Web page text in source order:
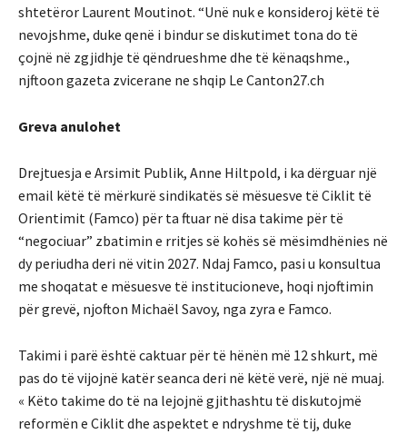
shtetëror Laurent Moutinot. “Unë nuk e konsideroj këtë të
nevojshme, duke qenë i bindur se diskutimet tona do të
çojnë në zgjidhje të qëndrueshme dhe të kënaqshme.,
njftoon gazeta zvicerane ne shqip Le Canton27.ch
Greva anulohet
Drejtuesja e Arsimit Publik, Anne Hiltpold, i ka dërguar një
email këtë të mërkurë sindikatës së mësuesve të Ciklit të
Orientimit (Famco) për ta ftuar në disa takime për të
“negociuar” zbatimin e rritjes së kohës së mësimdhënies në
dy periudha deri në vitin 2027. Ndaj Famco, pasi u konsultua
me shoqatat e mësuesve të institucioneve, hoqi njoftimin
për grevë, njofton Michaël Savoy, nga zyra e Famco.
Takimi i parë është caktuar për të hënën më 12 shkurt, më
pas do të vijojnë katër seanca deri në këtë verë, një në muaj.
« Këto takime do të na lejojnë gjithashtu të diskutojmë
reformën e Ciklit dhe aspektet e ndryshme të tij, duke